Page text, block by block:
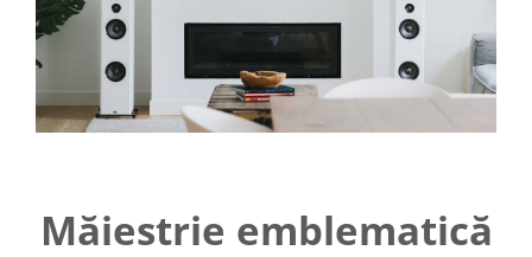
Măiestrie emblematică